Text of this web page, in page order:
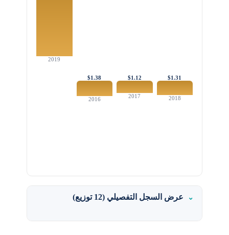
2019
$1.31
2018
$1.12
2017
$1.38
2016
عرض السجل التفصيلي (12 توزيع)